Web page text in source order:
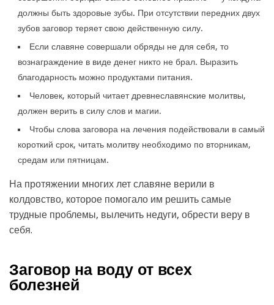
должны быть здоровые зубы. При отсутствии передних двух
зубов заговор теряет свою действенную силу.
Если славяне совершали обряды не для себя, то
вознаграждение в виде денег никто не брал. Выразить
благодарность можно продуктами питания.
Человек, который читает древнеславянские молитвы,
должен верить в силу слов и магии.
Чтобы слова заговора на лечения подействовали в самый
короткий срок, читать молитву необходимо по вторникам,
средам или пятницам.
На протяжении многих лет славяне верили в
колдовство, которое помогало им решить самые
трудные проблемы, вылечить недуги, обрести веру в
себя.
Заговор на воду от всех
болезней